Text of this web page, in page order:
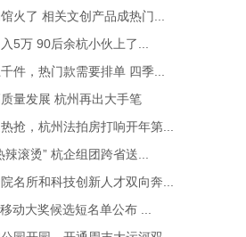
火了 相关文创产品成热门...
入5万 90后余杭小伙上了...
件，热门款需要排单 四季...
量发展 杭州再出大手笔
抢，杭州法拍房打响开年第...
辣滚烫” 杭企组团跨省送...
名所和科技创新人才双向奔...
动大奖候选短名单公布 ...